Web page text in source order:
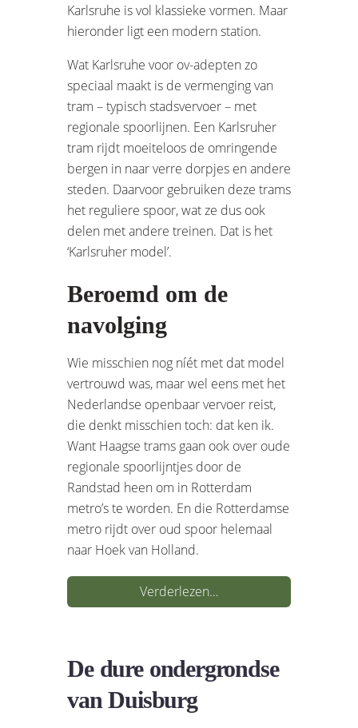
Karlsruhe is vol klassieke vormen. Maar
hieronder ligt een modern station.
Wat Karlsruhe voor ov-adepten zo
speciaal maakt is de vermenging van
tram – typisch stadsvervoer – met
regionale spoorlijnen. Een Karlsruher
tram rijdt moeiteloos de omringende
bergen in naar verre dorpjes en andere
steden. Daarvoor gebruiken deze trams
het reguliere spoor, wat ze dus ook
delen met andere treinen. Dat is het
‘Karlsruher model’.
Beroemd om de
navolging
Wie misschien nog níét met dat model
vertrouwd was, maar wel eens met het
Nederlandse openbaar vervoer reist,
die denkt misschien toch: dat ken ik.
Want Haagse trams gaan ook over oude
regionale spoorlijntjes door de
Randstad heen om in Rotterdam
metro’s te worden. En die Rotterdamse
metro rijdt over oud spoor helemaal
naar Hoek van Holland.
Verderlezen…
De dure ondergrondse
van Duisburg